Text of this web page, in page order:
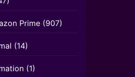
Prime (907)
(14)
(1)